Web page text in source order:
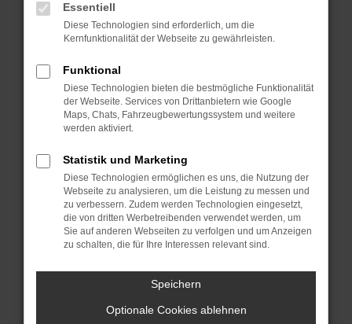
helfen können:
deine Internetverbindung.
Laden andere Webseiten, zum
Beispiel deine Suchmaschine?
Prüfe deine
Browsererweiterungen.
Manche Erweiterungen, wie
Werbeblocker, können das
Laden bestimmter Seiten
verhindern. Funktioniert die Seite
in einem anderen Browser oder
Essentiell
Diese Technologien sind erforderlich, um die
Kernfunktionalität der Webseite zu gewährleisten.
Funktional
Diese Technologien bieten die bestmögliche Funktionalität
der Webseite. Services von Drittanbietern wie Google
Maps, Chats, Fahrzeugbewertungssystem und weitere
werden aktiviert.
Statistik und Marketing
Diese Technologien ermöglichen es uns, die Nutzung der
Webseite zu analysieren, um die Leistung zu messen und
zu verbessern. Zudem werden Technologien eingesetzt,
die von dritten Werbetreibenden verwendet werden, um
Sie auf anderen Webseiten zu verfolgen und um Anzeigen
zu schalten, die für Ihre Interessen relevant sind.
Speichern
Optionale Cookies ablehnen